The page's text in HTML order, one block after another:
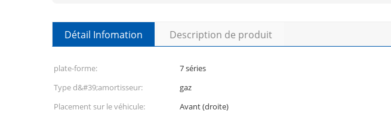
Détail Infomation Description de produit
plate-forme: 7 séries
Type d&#39;amortisseur:
gaz
Placement sur le véhicule:
Avant (droite)